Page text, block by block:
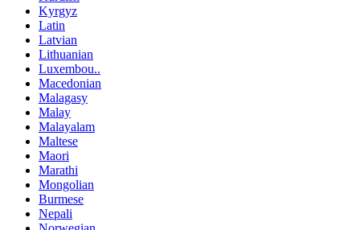
Kyrgyz
Latin
Latvian
Lithuanian
Luxembou..
Macedonian
Malagasy
Malay
Malayalam
Maltese
Maori
Marathi
Mongolian
Burmese
Nepali